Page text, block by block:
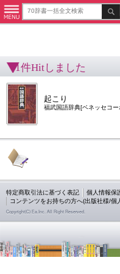
1件Hitしました
起こり
福武国語辞典[ベネッセコ
特定商取引法に基づく表記 個人情報保
コンテンツをお持ちの方へ(出版社様/個
Copyright(C) Ea.Inc. All Right Reserved.